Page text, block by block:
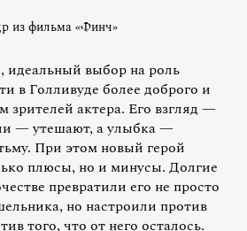
из фильма «Финч»
идеальный выбор на роль
в Голливуде более доброго и
зрителей актера. Его взгляд —
— утешают, а улыбка —
При этом новый герой
плюсы, но и минусы. Долгие
превратили его не просто
но настроили против
того, что от него осталось.